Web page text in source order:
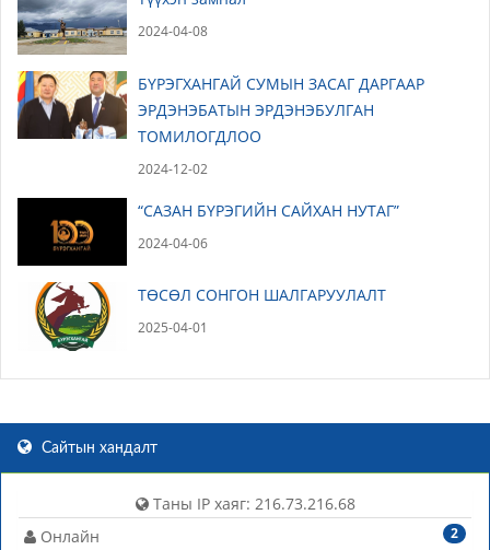
2024-04-08
БҮРЭГХАНГАЙ СУМЫН ЗАСАГ ДАРГААР
ЭРДЭНЭБАТЫН ЭРДЭНЭБУЛГАН
ТОМИЛОГДЛОО
2024-12-02
“САЗАН БҮРЭГИЙН САЙХАН НУТАГ”
2024-04-06
ТӨСӨЛ СОНГОН ШАЛГАРУУЛАЛТ
2025-04-01
Сайтын хандалт
Таны IP хаяг: 216.73.216.68
2
Онлайн